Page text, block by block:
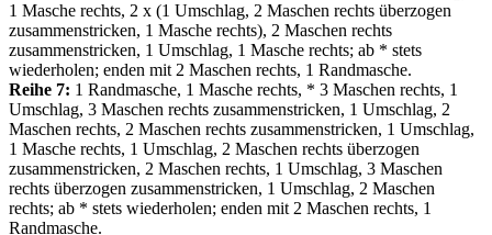
1 Masche rechts, 2 х (1 Umschlag, 2 Maschen rechts überzogen
zusammenstricken, 1 Masche rechts), 2 Maschen rechts
zusammenstricken, 1 Umschlag, 1 Masche rechts; ab * stets
wiederholen; enden mit 2 Maschen rechts, 1 Randmasche.
Reihe 7: 1 Randmasche, 1 Masche rechts, * 3 Maschen rechts, 1
Umschlag, 3 Maschen rechts zusammenstricken, 1 Umschlag, 2
Maschen rechts, 2 Maschen rechts zusammenstricken, 1 Umschlag,
1 Masche rechts, 1 Umschlag, 2 Maschen rechts überzogen
zusammenstricken, 2 Maschen rechts, 1 Umschlag, 3 Maschen
rechts überzogen zusammenstricken, 1 Umschlag, 2 Maschen
rechts; ab * stets wiederholen; enden mit 2 Maschen rechts, 1
Randmasche.